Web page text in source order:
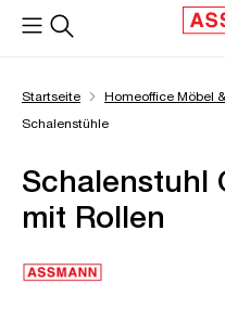
springen
Startseite Homeoffice Möbel
Schalenstühle
Schalenstuhl
mit Rollen